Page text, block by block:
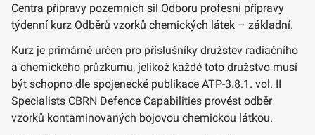
Centra přípravy pozemních sil Odboru profesní přípravy
týdenní kurz Odběrů vzorků chemických látek – základní.
Kurz je primárně určen pro příslušníky družstev radiačního
a chemického průzkumu, jelikož každé toto družstvo musí
být schopno dle spojenecké publikace ATP-3.8.1. vol. II
Specialists CBRN Defence Capabilities provést odběr
vzorků kontaminovaných bojovou chemickou látkou.